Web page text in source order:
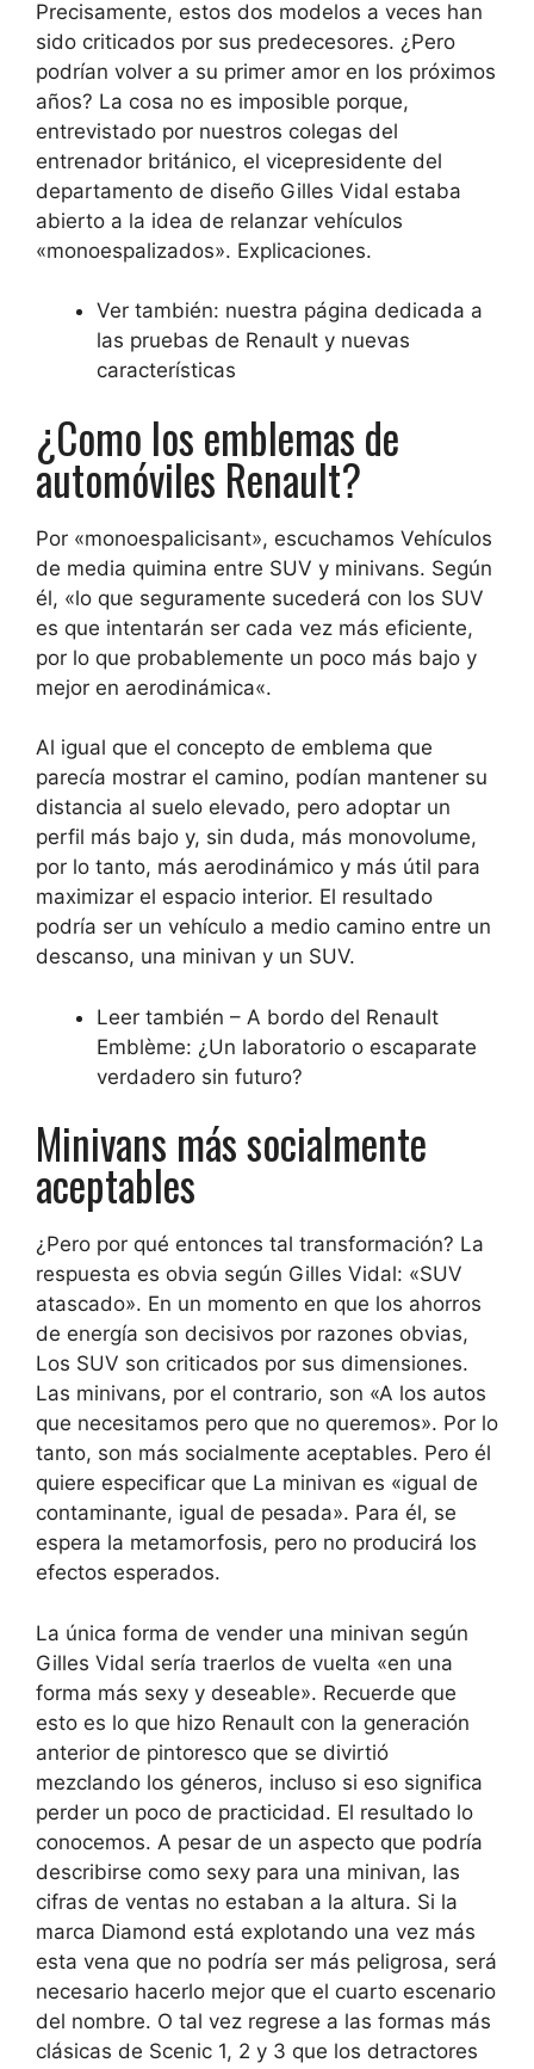
Precisamente, estos dos modelos a veces han
sido criticados por sus predecesores. ¿Pero
podrían volver a su primer amor en los próximos
años? La cosa no es imposible porque,
entrevistado por nuestros colegas del
entrenador británico, el vicepresidente del
departamento de diseño Gilles Vidal estaba
abierto a la idea de relanzar vehículos
«monoespalizados». Explicaciones.
Ver también: nuestra página dedicada a
las pruebas de Renault y nuevas
características
¿Como los emblemas de
automóviles Renault?
Por «monoespalicisant», escuchamos Vehículos
de media quimina entre SUV y minivans. Según
él, «lo que seguramente sucederá con los SUV
es que intentarán ser cada vez más eficiente,
por lo que probablemente un poco más bajo y
mejor en aerodinámica«.
Al igual que el concepto de emblema que
parecía mostrar el camino, podían mantener su
distancia al suelo elevado, pero adoptar un
perfil más bajo y, sin duda, más monovolume,
por lo tanto, más aerodinámico y más útil para
maximizar el espacio interior. El resultado
podría ser un vehículo a medio camino entre un
descanso, una minivan y un SUV.
Leer también – A bordo del Renault
Emblème: ¿Un laboratorio o escaparate
verdadero sin futuro?
Minivans más socialmente
aceptables
¿Pero por qué entonces tal transformación? La
respuesta es obvia según Gilles Vidal: «SUV
atascado». En un momento en que los ahorros
de energía son decisivos por razones obvias,
Los SUV son criticados por sus dimensiones.
Las minivans, por el contrario, son «A los autos
que necesitamos pero que no queremos». Por lo
tanto, son más socialmente aceptables. Pero él
quiere especificar que La minivan es «igual de
contaminante, igual de pesada». Para él, se
espera la metamorfosis, pero no producirá los
efectos esperados.
La única forma de vender una minivan según
Gilles Vidal sería traerlos de vuelta «en una
forma más sexy y deseable». Recuerde que
esto es lo que hizo Renault con la generación
anterior de pintoresco que se divirtió
mezclando los géneros, incluso si eso significa
perder un poco de practicidad. El resultado lo
conocemos. A pesar de un aspecto que podría
describirse como sexy para una minivan, las
cifras de ventas no estaban a la altura. Si la
marca Diamond está explotando una vez más
esta vena que no podría ser más peligrosa, será
necesario hacerlo mejor que el cuarto escenario
del nombre. O tal vez regrese a las formas más
clásicas de Scenic 1, 2 y 3 que los detractores